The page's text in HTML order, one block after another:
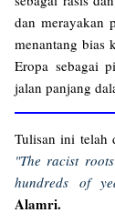
dan merayakan
menantang bias
Eropa sebagai
jalan panjang
Tulisan ini telah
"The racist
hundreds of
Alamri.